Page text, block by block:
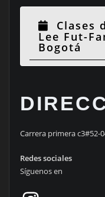
Clases
Lee Fut-
Bogotá
Carrera primera c3#52-
Redes sociales
Síguenos en